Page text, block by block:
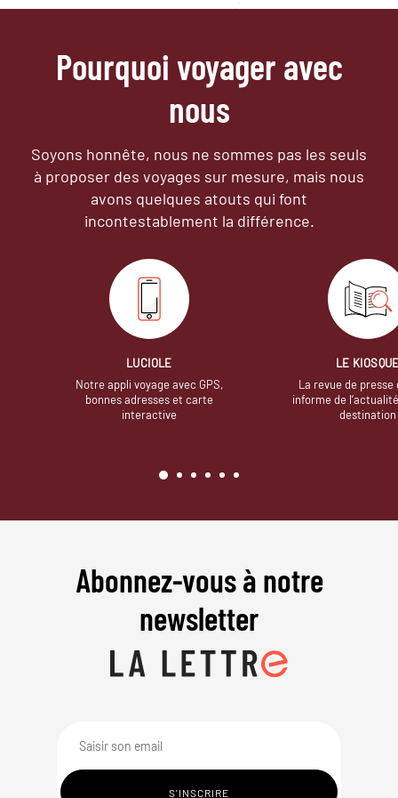
Pourquoi voyager avec
nous
Soyons honnête, nous ne sommes pas les seuls
à proposer des voyages sur mesure, mais nous
avons quelques atouts qui font
incontestablement la différence.
LUCIOLE
Notre appli voyage avec GPS,
bonnes adresses et carte
interactive
LE
La revue de presse
informe de
destination
Abonnez-vous à notre
newsletter